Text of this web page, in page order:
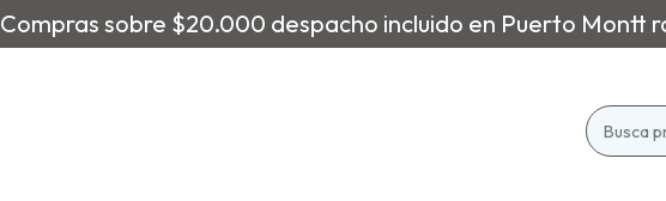
Compras sobre $20.000 despacho incluido en Puerto Montt